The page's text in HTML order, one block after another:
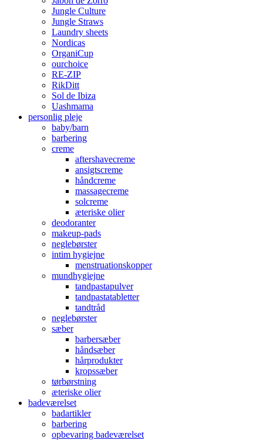
Jungle Culture
Jungle Straws
Laundry sheets
Nordicas
OrganiCup
ourchoice
RE-ZIP
RikDitt
Sol de Ibiza
Uashmama
personlig pleje
baby/barn
barbering
creme
aftershavecreme
ansigtscreme
håndcreme
massagecreme
solcreme
æteriske olier
deodoranter
makeup-pads
neglebørster
intim hygiejne
menstruationskopper
mundhygiejne
tandpastapulver
tandpastatabletter
tandtråd
neglebørster
sæber
barbersæber
håndsæber
hårprodukter
kropssæber
tørbørstning
æteriske olier
badeværelset
badartikler
barbering
opbevaring badeværelset